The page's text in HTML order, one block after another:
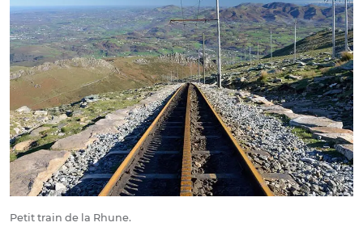
Petit train de la Rhune.